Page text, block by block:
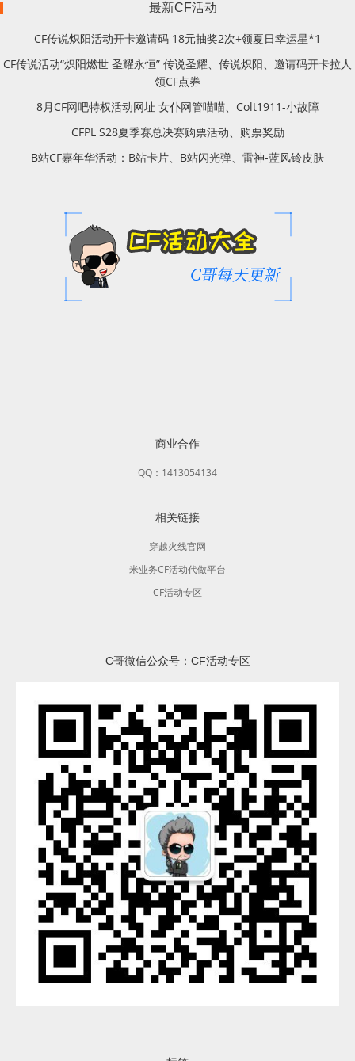
最新CF活动
CF传说炽阳活动开卡邀请码 18元抽奖2次+领夏日幸运星*1
CF传说活动“炽阳燃世 圣耀永恒” 传说圣耀、传说炽阳、邀请码开卡拉人
领CF点券
8月CF网吧特权活动网址 女仆网管喵喵、Colt1911-小故障
CFPL S28夏季赛总决赛购票活动、购票奖励
B站CF嘉年华活动：B站卡片、B站闪光弹、雷神-蓝风铃皮肤
商业合作
QQ：1413054134
相关链接
穿越火线官网
米业务CF活动代做平台
CF活动专区
C哥微信公众号：CF活动专区